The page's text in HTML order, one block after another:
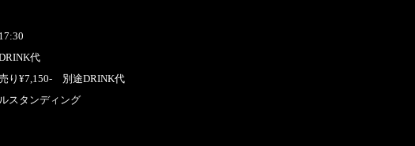
代
り¥7,150- 別途DRINK代
スタンディング